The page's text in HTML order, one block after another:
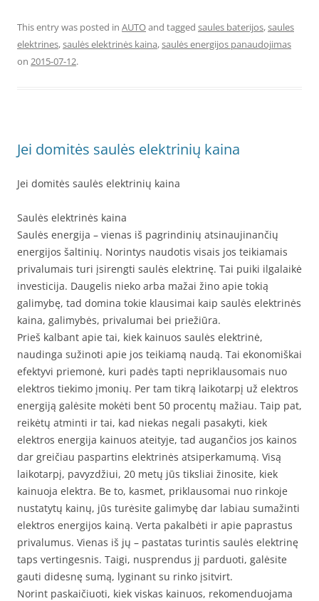
This entry was posted in AUTOand tagged saules baterijos,saules
elektrines,saulės elektrinės kaina,saulės energijos panaudojimas
on 2015-07-12.
Jei domitės saulės elektrinių kaina
Jei domitės saulės elektrinių kaina
Saulės elektrinės kaina
Saulės energija – vienas iš pagrindinių atsinaujinančių
energijos šaltinių. Norintys naudotis visais jos teikiamais
privalumais turi įsirengti saulės elektrinę. Tai puiki ilgalaikė
investicija. Daugelis nieko arba mažai žino apie tokią
galimybę, tad domina tokie klausimai kaip saulės elektrinės
kaina, galimybės, privalumai bei priežiūra.
Prieš kalbant apie tai, kiek kainuos saulės elektrinė,
naudinga sužinoti apie jos teikiamą naudą. Tai ekonomiškai
efektyvi priemonė, kuri padės tapti nepriklausomais nuo
elektros tiekimo įmonių. Per tam tikrą laikotarpį už elektros
energiją galėsite mokėti bent 50 procentų mažiau. Taip pat,
reikėtų atminti ir tai, kad niekas negali pasakyti, kiek
elektros energija kainuos ateityje, tad augančios jos kainos
dar greičiau paspartins elektrinės atsiperkamumą. Visą
laikotarpį, pavyzdžiui, 20 metų jūs tiksliai žinosite, kiek
kainuoja elektra. Be to, kasmet, priklausomai nuo rinkoje
nustatytų kainų, jūs turėsite galimybę dar labiau sumažinti
elektros energijos kainą. Verta pakalbėti ir apie paprastus
privalumus. Vienas iš jų – pastatas turintis saulės elektrinę
taps vertingesnis. Taigi, nusprendus jį parduoti, galėsite
gauti didesnę sumą, lyginant su rinko įsitvirt.
Norint paskaičiuoti, kiek viskas kainuos, rekomenduojama